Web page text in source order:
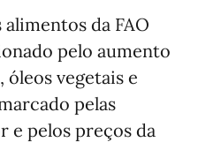
da FAO
pelo aumento
óleos vegetais e
pelas
e pelos preços da